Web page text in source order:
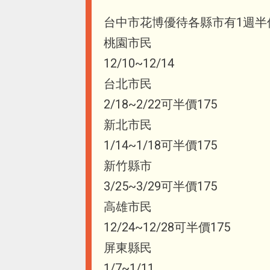
台中市花博優待各縣市有1週
桃園市民
12/10~12/14
台北市民
2/18~2/22可半價175
新北市民
1/14~1/18可半價175
新竹縣市
3/25~3/29可半價175
高雄市民
12/24~12/28可半價175
屏東縣民